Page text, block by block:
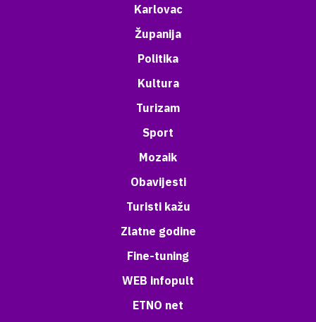
Karlovac
Županija
Politika
Kultura
Turizam
Sport
Mozaik
Obavijesti
Turisti kažu
Zlatne godine
Fine-tuning
WEB infopult
ETNO net